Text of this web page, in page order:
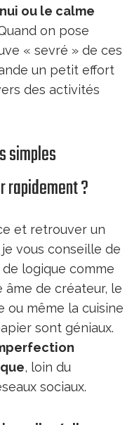
ou le calme
on pose
« sevré » de ces
un petit effort
des activités
simples
rapidement ?
et retrouver un
vous conseille de
logique comme
âme de créateur, le
ou même la cuisine
sont géniaux.
, loin du
sociaux.